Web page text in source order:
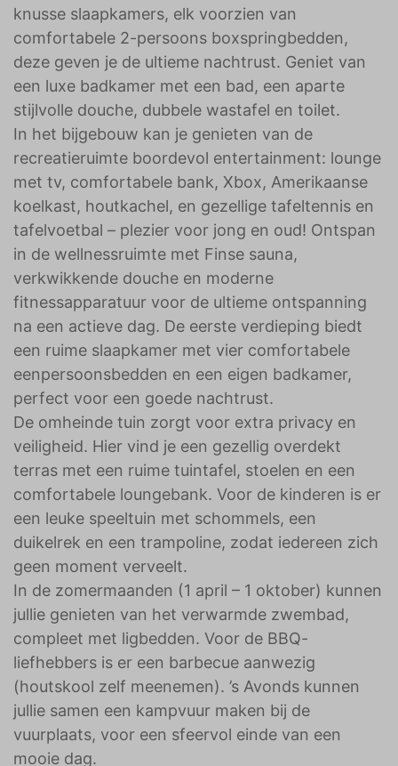
knusse slaapkamers, elk voorzien van
comfortabele 2-persoons boxspringbedden,
deze geven je de ultieme nachtrust. Geniet van
een luxe badkamer met een bad, een aparte
stijlvolle douche, dubbele wastafel en toilet.
In het bijgebouw kan je genieten van de
recreatieruimte boordevol entertainment: lounge
met tv, comfortabele bank, Xbox, Amerikaanse
koelkast, houtkachel, en gezellige tafeltennis en
tafelvoetbal – plezier voor jong en oud! Ontspan
in de wellnessruimte met Finse sauna,
verkwikkende douche en moderne
fitnessapparatuur voor de ultieme ontspanning
na een actieve dag. De eerste verdieping biedt
een ruime slaapkamer met vier comfortabele
eenpersoonsbedden en een eigen badkamer,
perfect voor een goede nachtrust.
De omheinde tuin zorgt voor extra privacy en
veiligheid. Hier vind je een gezellig overdekt
terras met een ruime tuintafel, stoelen en een
comfortabele loungebank. Voor de kinderen is er
een leuke speeltuin met schommels, een
duikelrek en een trampoline, zodat iedereen zich
geen moment verveelt.
In de zomermaanden (1 april – 1 oktober) kunnen
jullie genieten van het verwarmde zwembad,
compleet met ligbedden. Voor de BBQ-
liefhebbers is er een barbecue aanwezig
(houtskool zelf meenemen). ’s Avonds kunnen
jullie samen een kampvuur maken bij de
vuurplaats, voor een sfeervol einde van een
mooie dag.